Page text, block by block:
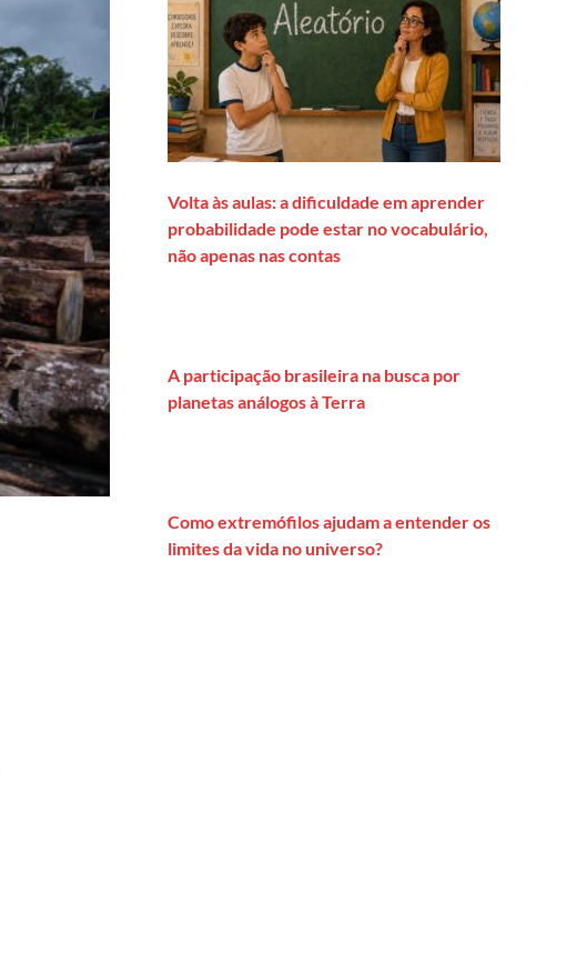
Volta às aulas: a dificuldade em aprender
probabilidade pode estar no vocabulário,
não apenas nas contas
A participação brasileira na busca por
planetas análogos à Terra
Como extremófilos ajudam a entender os
limites da vida no universo?